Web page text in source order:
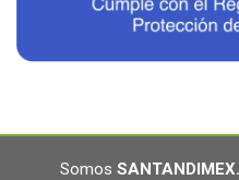
Somos SANTANDIMEX.